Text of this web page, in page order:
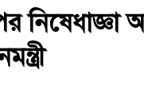
নিষেধাজ্ঞা